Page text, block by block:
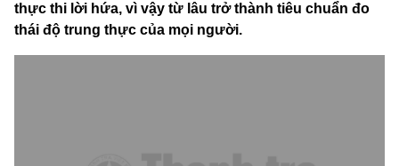
thực thi lời hứa, vì vậy từ lâu trở thành tiêu chuẩn đo
thái độ trung thực của mọi người.